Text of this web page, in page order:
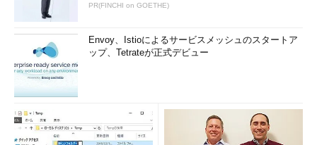
PR(FINCHI on GOETHE)
Envoy、Istioによるサービスメッシュのスタートア
ップ、Tetrateが正式デビュー